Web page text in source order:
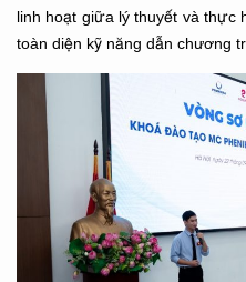
linh hoạt giữa lý thuyết và thực
toàn diện kỹ năng dẫn chương